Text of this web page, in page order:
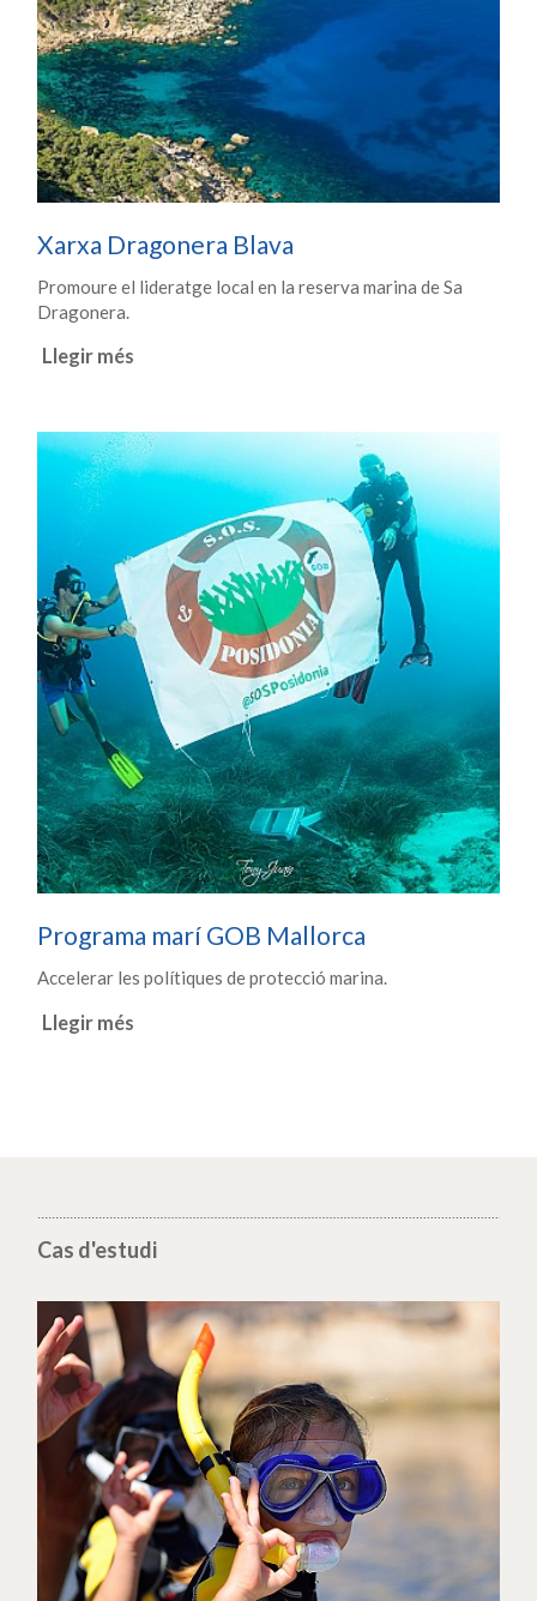
Xarxa Dragonera Blava
Promoure el lideratge local en la reserva marina de Sa
Dragonera.
Llegir més
Programa marí GOB Mallorca
Accelerar les polítiques de protecció marina.
Llegir més
Cas d'estudi